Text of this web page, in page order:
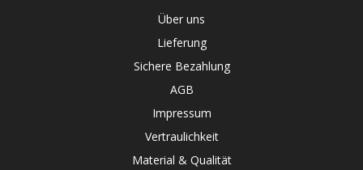
Über uns
Lieferung
Sichere Bezahlung
AGB
Impressum
Vertraulichkeit
Material & Qualität